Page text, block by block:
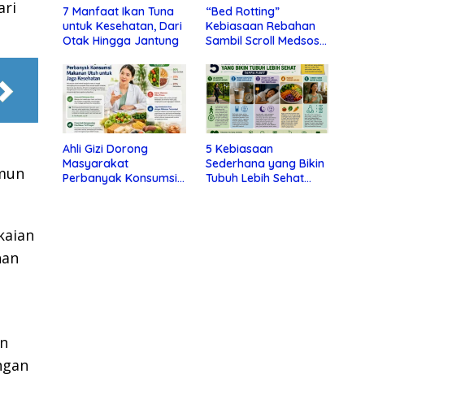
7 Manfaat Ikan Tuna
untuk Kesehatan, Dari
Otak Hingga Jantung
“Bed Rotting”
Kebiasaan Rebahan
Sambil Scroll Medsos
Depresi
Ahli Gizi Dorong
Masyarakat
Perbanyak Konsumsi
5 Kebiasaan
Sederhana yang Bikin
Tubuh Lebih Sehat